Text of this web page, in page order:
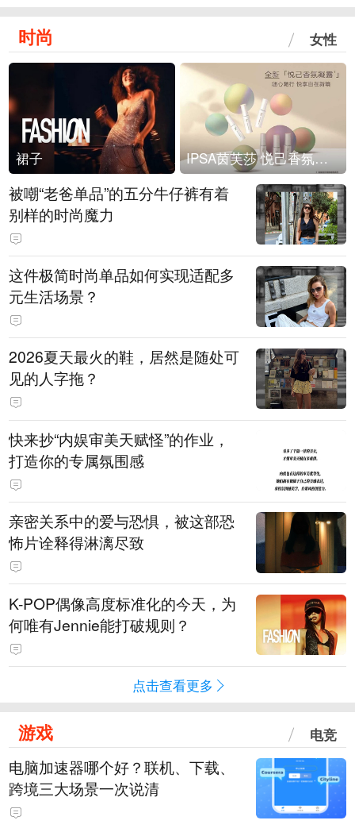
时尚 女性
裙子 IPSA茵芙莎 悦己香氛凝露上市
被嘲“老爸单品”的五分牛仔裤有着
别样的时尚魔力
这件极简时尚单品如何实现适配多
元生活场景？
2026夏天最火的鞋，居然是随处可
见的人字拖？
快来抄“内娱审美天赋怪”的作业，
打造你的专属氛围感
亲密关系中的爱与恐惧，被这部恐
怖片诠释得淋漓尽致
K-POP偶像高度标准化的今天，为
何唯有Jennie能打破规则？
点击查看更多
游戏 电竞
电脑加速器哪个好？联机、下载、
跨境三大场景一次说清